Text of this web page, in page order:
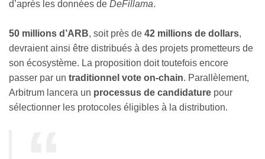
d’après les données de DeFillama.
50 millions d’ARB, soit près de 42 millions de dollars,
devraient ainsi être distribués à des projets prometteurs de
son écosystème. La proposition doit toutefois encore
passer par un traditionnel vote on-chain. Parallèlement,
Arbitrum lancera un processus de candidature pour
sélectionner les protocoles éligibles à la distribution.